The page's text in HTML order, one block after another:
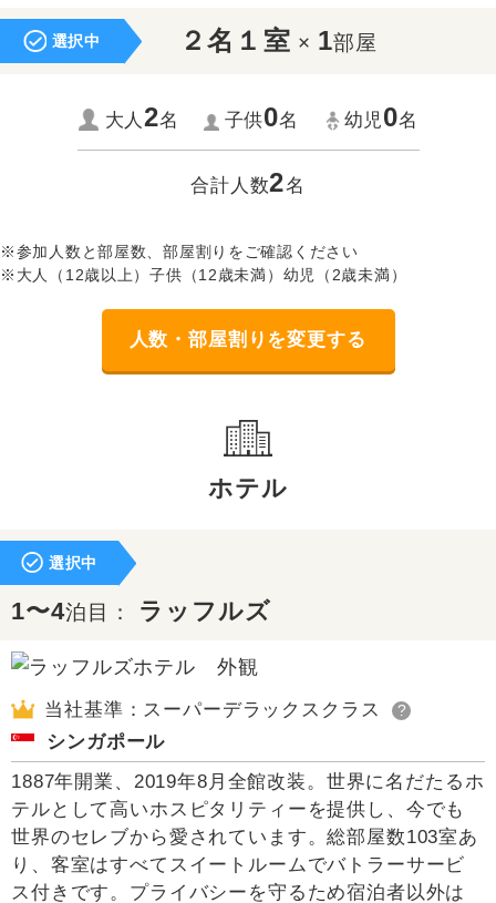
選択中 ２名１室 × 1部屋
大人2名 子供0名 幼児0名
合計人数2名
※参加人数と部屋数、部屋割りをご確認ください
※大人（12歳以上）子供（12歳未満）幼児（2歳未満）
人数・部屋割りを変更する
ホテル
選択中
1〜4泊目： ラッフルズ
当社基準：スーパーデラックスクラス ?
シンガポール
1887年開業、2019年8月全館改装。世界に名だたるホ
テルとして高いホスピタリティーを提供し、今でも
世界のセレブから愛されています。総部屋数103室あ
り、客室はすべてスイートルームでバトラーサービ
ス付きです。プライバシーを守るため宿泊者以外は